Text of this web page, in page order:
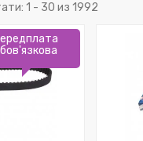
1 - 30 из 1992